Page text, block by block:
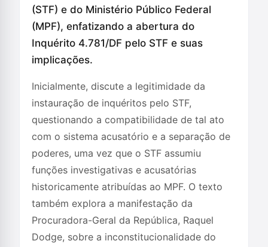
(STF) e do Ministério Público Federal
(MPF), enfatizando a abertura do
Inquérito 4.781/DF pelo STF e suas
implicações.
Inicialmente, discute a legitimidade da
instauração de inquéritos pelo STF,
questionando a compatibilidade de tal ato
com o sistema acusatório e a separação de
poderes, uma vez que o STF assumiu
funções investigativas e acusatórias
historicamente atribuídas ao MPF. O texto
também explora a manifestação da
Procuradora-Geral da República, Raquel
Dodge, sobre a inconstitucionalidade do